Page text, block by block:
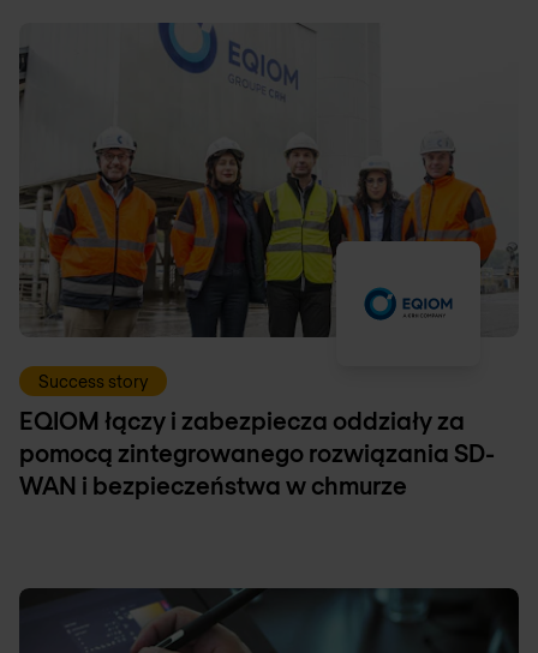
Success story
EQIOM łączy i zabezpiecza oddziały za
pomocą zintegrowanego rozwiązania SD-
WAN i bezpieczeństwa w chmurze